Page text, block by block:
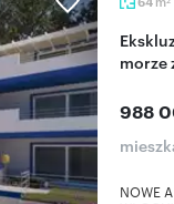
Ekskluzywny apartament 64m2 z widokiem na
morze
988
NOWE